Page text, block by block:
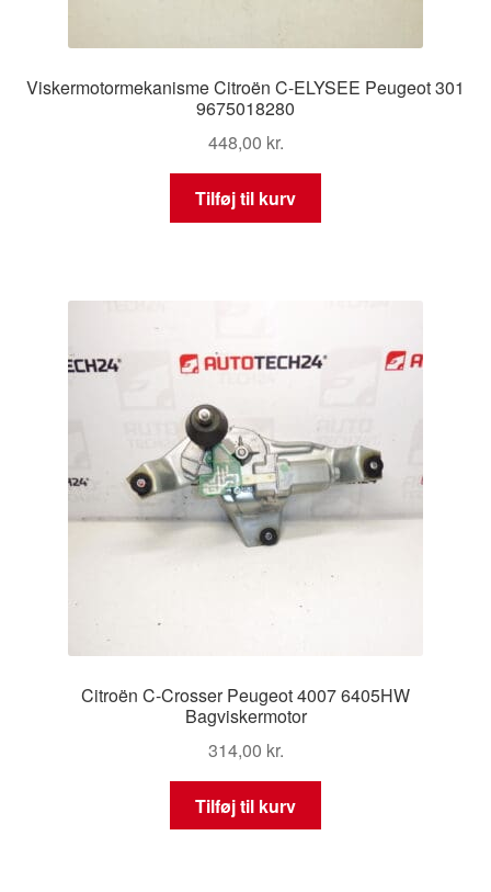
Viskermotormekanisme Citroën C-ELYSEE Peugeot 301
9675018280
448,00 kr.
Tilføj til kurv
Citroën C-Crosser Peugeot 4007 6405HW
Bagviskermotor
314,00 kr.
Tilføj til kurv